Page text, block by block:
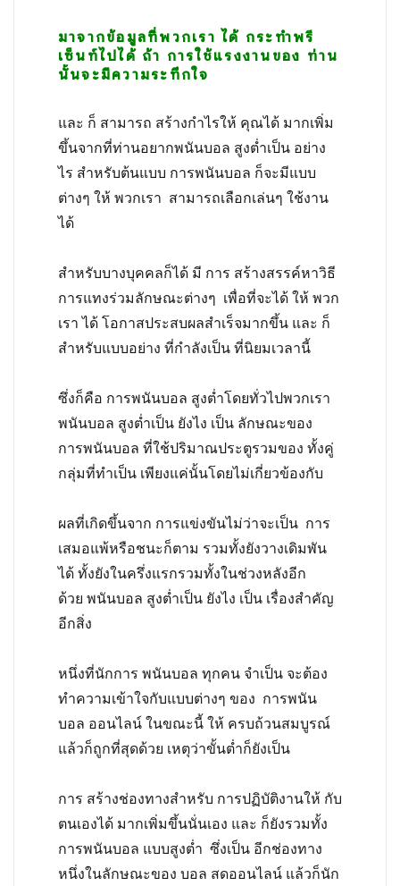
มาจากข้อมูลที่พวกเรา ได้ กระทำพรี
เซ็นท์ไปได้ ถ้า การใช้แรงงานของ ท่าน
นั้นจะมีความระทึกใจ
และ ก็ สามารถ สร้างกำไรให้ คุณได้ มากเพิ่ม
ขึ้นจากที่ท่านอยากพนันบอล สูงต่ำเป็น อย่าง
ไร สำหรับต้นแบบ การพนันบอล ก็จะมีแบบ
ต่างๆ ให้ พวกเรา สามารถเลือกเล่นๆ ใช้งาน
ได้
สำหรับบางบุคคลก็ได้ มี การ สร้างสรรค์หาวิธี
การแทงร่วมลักษณะต่างๆ เพื่อที่จะได้ ให้ พวก
เรา ได้ โอกาสประสบผลสำเร็จมากขึ้น และ ก็
สำหรับแบบอย่าง ที่กำลังเป็น ที่นิยมเวลานี้
ซึ่งก็คือ การพนันบอล สูงต่ำโดยทั่วไปพวกเรา
พนันบอล สูงต่ำเป็น ยังไง เป็น ลักษณะของ
การพนันบอล ที่ใช้ปริมาณประตูรวมของ ทั้งคู่
กลุ่มที่ทำเป็น เพียงแค่นั้นโดยไม่เกี่ยวข้องกับ
ผลที่เกิดขึ้นจาก การแข่งขันไม่ว่าจะเป็น การ
เสมอแพ้หรือชนะก็ตาม รวมทั้งยังวางเดิมพัน
ได้ ทั้งยังในครึ่งแรกรวมทั้งในช่วงหลังอีก
ด้วย พนันบอล สูงต่ำเป็น ยังไง เป็น เรื่องสำคัญ
อีกสิ่ง
หนึ่งที่นักการ พนันบอล ทุกคน จำเป็น จะต้อง
ทำความเข้าใจกับแบบต่างๆ ของ การพนัน
บอล ออนไลน์ ในขณะนี้ ให้ ครบถ้วนสมบูรณ์
แล้วก็ถูกที่สุดด้วย เหตุว่าขั้นต่ำก็ยังเป็น
การ สร้างช่องทางสำหรับ การปฏิบัติงานให้ กับ
ตนเองได้ มากเพิ่มขึ้นนั่นเอง และ ก็ยังรวมทั้ง
การพนันบอล แบบสูงต่ำ ซึ่งเป็น อีกช่องทาง
หนึ่งในลักษณะของ บอล สดออนไลน์ แล้วก็นัก